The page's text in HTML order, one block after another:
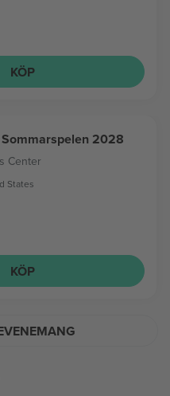
KÖP
2028
Center
States
KÖP